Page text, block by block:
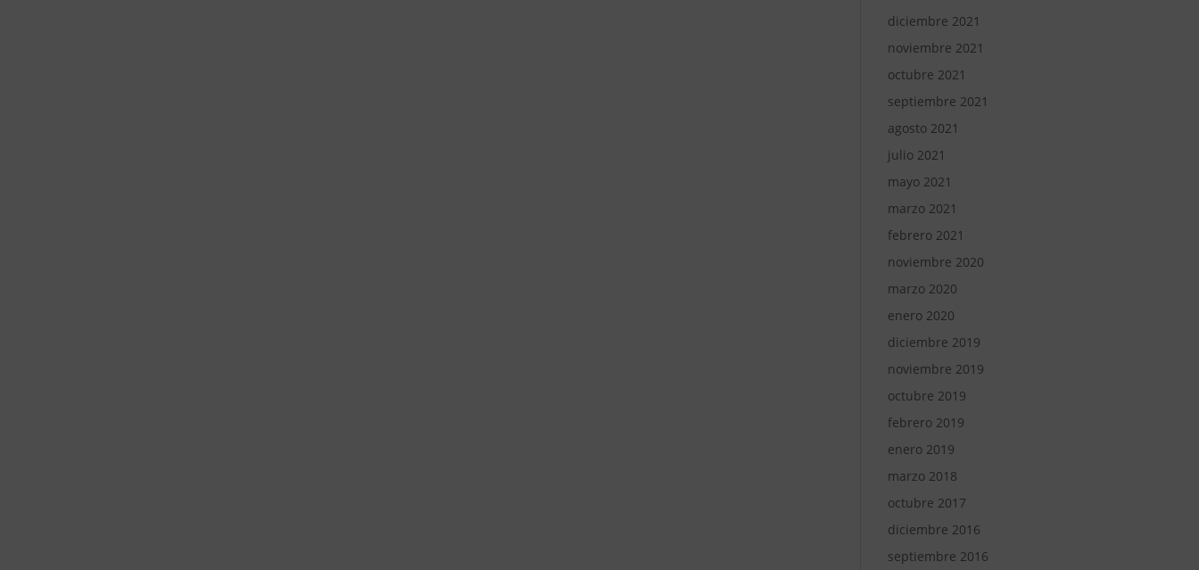
diciembre 2021
noviembre 2021
octubre 2021
septiembre 2021
agosto 2021
julio 2021
mayo 2021
marzo 2021
febrero 2021
noviembre 2020
marzo 2020
enero 2020
diciembre 2019
noviembre 2019
octubre 2019
febrero 2019
enero 2019
marzo 2018
octubre 2017
diciembre 2016
septiembre 2016